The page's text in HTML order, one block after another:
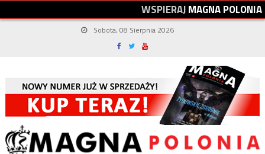
WSPIERAJMAGNAPOLONIA
Sobota, 08 Sierpnia 2026